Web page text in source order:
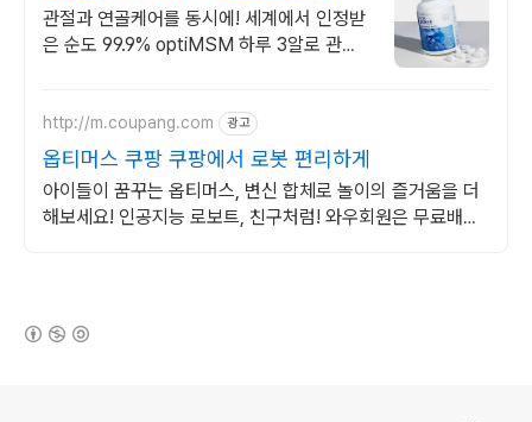
100% 환불보장
관절과 연골케어를 동시에! 세계에서 인정받
은 순도 99.9% optiMSM 하루 3알로 관절
http://m.coupang.com 광고
옵티머스 쿠팡 쿠팡에서 로봇 편리하게
아이들이 꿈꾸는 옵티머스, 변신 합체로 놀이의 즐거움을 더
해보세요! 인공지능 로보트, 친구처럼! 와우회원은 무료배송